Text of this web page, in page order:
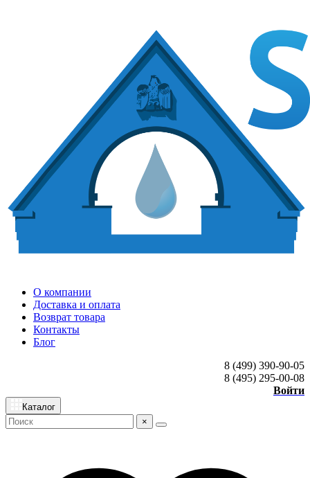
О компании
Доставка и оплата
Возврат товара
Контакты
Блог
8 (499) 390-90-05
8 (495) 295-00-08
Войти
Каталог
×